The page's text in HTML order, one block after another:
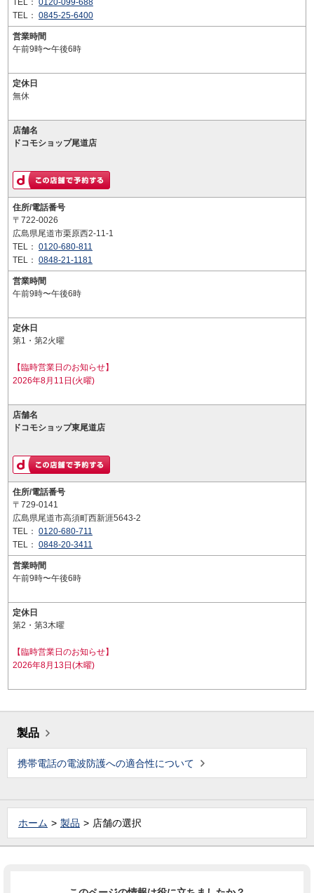
TEL： 0120-099-688
TEL： 0845-25-6400
営業時間
午前9時〜午後6時
定休日
無休
店舗名
ドコモショップ尾道店
住所/電話番号
〒722-0026
広島県尾道市栗原西2-11-1
TEL： 0120-680-811
TEL： 0848-21-1181
営業時間
午前9時〜午後6時
定休日
第1・第2火曜
【臨時営業日のお知らせ】
2026年8月11日(火曜)
店舗名
ドコモショップ東尾道店
住所/電話番号
〒729-0141
広島県尾道市高須町西新涯5643-2
TEL： 0120-680-711
TEL： 0848-20-3411
営業時間
午前9時〜午後6時
定休日
第2・第3木曜
【臨時営業日のお知らせ】
2026年8月13日(木曜)
製品
携帯電話の電波防護への適合性について
ホーム 製品 店舗の選択